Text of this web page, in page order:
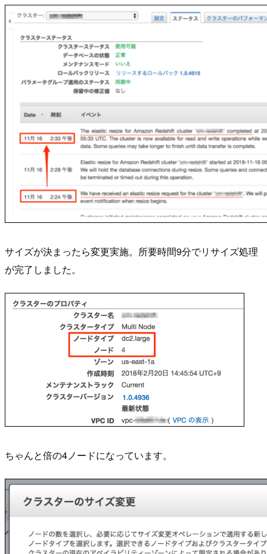
サイズが決まったら変更実施。所要時間9分でリサイズ処理
が完了しました。
ちゃんと倍の4ノードになっています。